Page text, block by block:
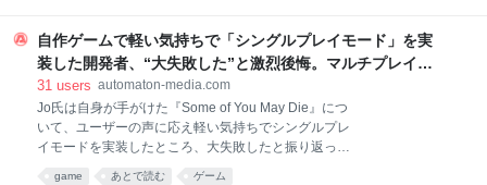
7月28日に発生した熊本地震の現場を初めて視察し
た。「首相動静」によると、午前11時29分に熊本空港
に着き、午後8時5分に同空港を発つまで8時間半ほど
オンモール熊本などの被害状況を確認し、熊本県の木
村敬知事らと意見交換するほか、移動時間や打ち合わ
せ時間も長く、避難者との接触は約50分。震度7を記
録した氷川町の氷川中学校の避難所の訪問だけだっ
自作ゲームで軽い気持ちで「シングルプレイモード」を実
装した開発者、“大失敗した”と激烈後悔。マルチプレイモ
ードのみで出すべきだったとして - AUTOMATON
31 users automaton-media.com
Jo氏は自身が手がけた『Some of You May Die』につ
いて、ユーザーの声に応え軽い気持ちでシングルプレ
イモードを実装したところ、大失敗したと振り返って
game あとで読む ゲーム